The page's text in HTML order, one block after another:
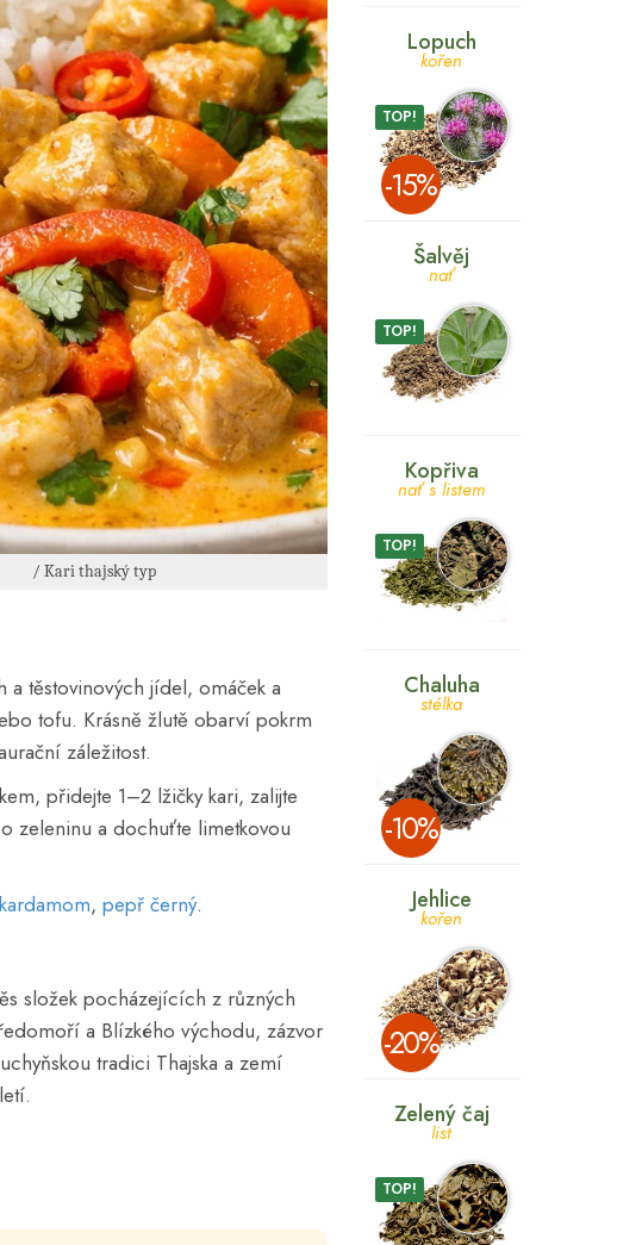
/ Kari thajský typ
a těstovinových jídel, omáček a
tofu. Krásně žlutě obarví pokrm
záležitost.
přidejte 1–2 lžičky kari, zalijte
zeleninu a dochuťte limetkovou
kardamom, pepř černý.
složek pocházejících z různých
a Blízkého východu, zázvor
tradici Thajska a zemí
Lopuch
kořen
TOP!
­-15%
Šalvěj
nať
TOP!
Kopřiva
nať s listem
TOP!
Chaluha
stélka
­-10%
Jehlice
kořen
­-20%
Zelený čaj
list
TOP!